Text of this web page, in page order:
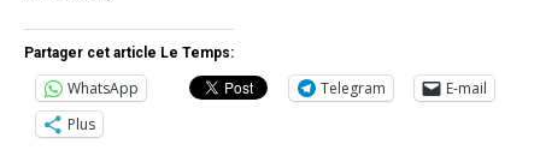
Partager cet article Le Temps:
WhatsApp Telegram
E-mail
Plus